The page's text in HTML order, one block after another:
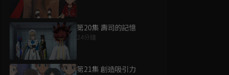
第20集 壽司的記憶
24分鐘
第21集 創造吸引力